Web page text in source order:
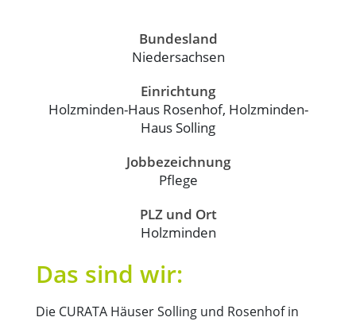
Bundesland
Niedersachsen
Einrichtung
Holzminden-Haus Rosenhof, Holzminden-
Haus Solling
Jobbezeichnung
Pflege
PLZ und Ort
Holzminden
Das sind wir:
Die CURATA Häuser Solling und Rosenhof in